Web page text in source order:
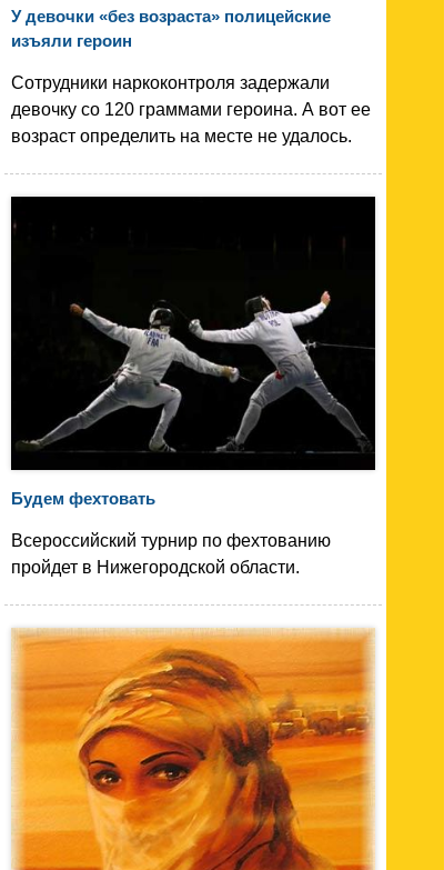
У девочки «без возраста» полицейские
изъяли героин
Сотрудники наркоконтроля задержали
девочку со 120 граммами героина. А вот ее
возраст определить на месте не удалось.
Будем фехтовать
Всероссийский турнир по фехтованию
пройдет в Нижегородской области.